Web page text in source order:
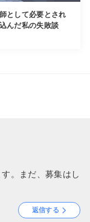
として必要とされ
んだ私の失敗談
。まだ、募集はし
返信する